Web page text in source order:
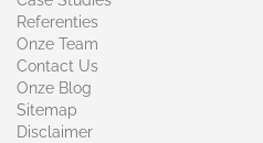
Referenties
Onze Team
Contact Us
Onze Blog
Sitemap
Disclaimer